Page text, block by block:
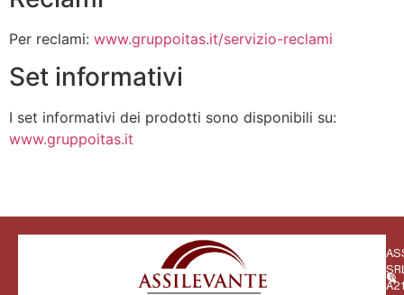
Per reclami: www.gruppoitas.it/servizio-reclami
Set informativi
I set informativi dei prodotti sono disponibili su:
www.gruppoitas.it